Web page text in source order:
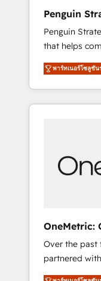
Pas pour
l'augmenter. Chez Ideagency, nous
les fondations
processus
l'IA là où elle
l'humain qui reste
Penguin
AI
Penguin
that helps
revenue
cycles, multi
SaaS or
leading
architecture
integrations
rely on for
พาร์ทเนอร์โซลูชัน
OneMetric:
GTM
Over the past
partnered
fintech,